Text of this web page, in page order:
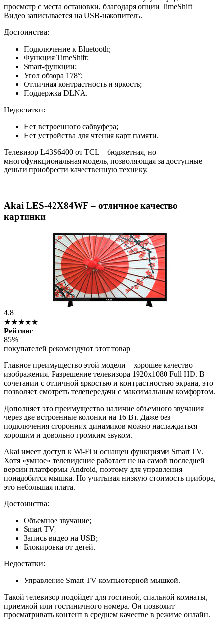
просмотр с места остановки, благодаря опции TimeShift.
Видео записывается на USB-накопитель.
Достоинства:
Подключение к Bluetooth;
Функция TimeShift;
Smart-функции;
Угол обзора 178°;
Отличная контрастность и яркость;
Поддержка DLNA.
Недостатки:
Нет встроенного сабвуфера;
Нет устройства для чтения карт памяти.
Телевизор L43S6400 от TCL – бюджетная, но
многофункциональная модель, позволяющая за доступные
деньги приобрести качественную технику.
Akai LES-42X84WF – отличное качество
картинки
4.8
★★★★★
Рейтинг
85%
покупателей рекомендуют этот товар
Главное преимущество этой модели – хорошее качество
изображения. Разрешение телевизора 1920x1080 Full HD. В
сочетании с отличной яркостью и контрастностью экрана, это
позволяет смотреть телепередачи с максимальным комфортом.
Дополняет это преимущество наличие объемного звучания
через две встроенные колонки на 16 Вт. Даже без
подключения сторонних динамиков можно наслаждаться
хорошим и довольно громким звуком.
Akai имеет доступ к Wi-Fi и оснащен функциями Smart TV.
Хотя «умное» телевидение работает не на самой последней
версии платформы Android, поэтому для управления
понадобится мышка. Но учитывая низкую стоимость прибора,
это небольшая плата.
Достоинства:
Объемное звучание;
Smart TV;
Запись видео на USB;
Блокировка от детей.
Недостатки:
Управление Smart TV компьютерной мышкой.
Такой телевизор подойдет для гостиной, спальной комнаты,
приемной или гостиничного номера. Он позволит
просматривать контент в среднем качестве в режиме онлайн.